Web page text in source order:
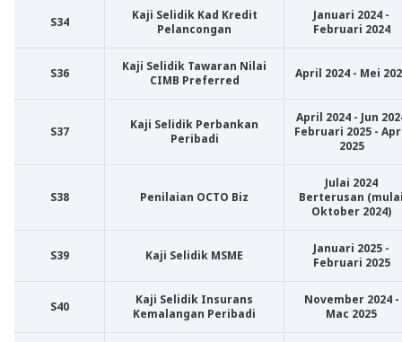
S34
Kaji Selidik Kad Kredit
Pelancongan
Januari 2024 -
Februari 2024
S36
Kaji Selidik Tawaran Nilai
CIMB Preferred
April 2024 - Mei
S37
Kaji Selidik Perbankan
Peribadi
April 2024 - Jun
Februari 2025 -
2025
S38 Penilaian OCTO Biz
Julai 2024
Berterusan
Oktober 2024)
S39 Kaji Selidik MSME
Januari 2025 -
Februari 2025
S40
Kaji Selidik Insurans
Kemalangan Peribadi
November 2024 -
Mac 2025